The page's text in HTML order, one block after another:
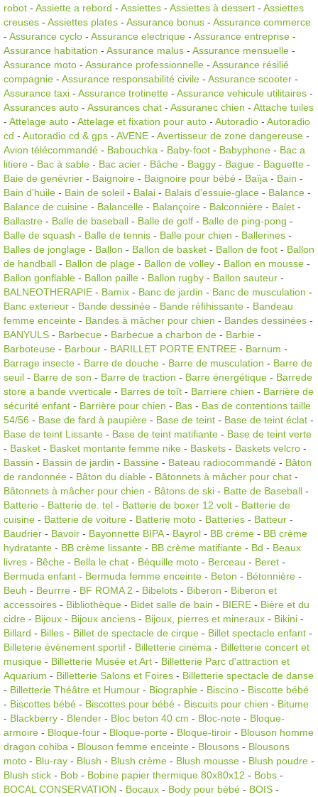
robot - Assiette a rebord - Assiettes - Assiettes à dessert - Assiettes
creuses - Assiettes plates - Assurance bonus - Assurance commerce
- Assurance cyclo - Assurance electrique - Assurance entreprise -
Assurance habitation - Assurance malus - Assurance mensuelle -
Assurance moto - Assurance professionnelle - Assurance résilié
compagnie - Assurance responsabilité civile - Assurance scooter -
Assurance taxi - Assurance trotinette - Assurance vehicule utilitaires -
Assurances auto - Assurances chat - Assuranec chien - Attache tuiles
- Attelage auto - Attelage et fixation pour auto - Autoradio - Autoradio
cd - Autoradio cd & gps - AVENE - Avertisseur de zone dangereuse -
Avion télécommandé - Babouchka - Baby-foot - Babyphone - Bac a
litiere - Bac à sable - Bac acier - Bâche - Baggy - Bague - Baguette -
Baie de genévrier - Baignoire - Baignoire pour bébé - Baïja - Bain -
Bain d'huile - Bain de soleil - Balai - Balais d'essuie-glace - Balance -
Balance de cuisine - Balancelle - Balançoire - Balconnière - Balet -
Ballastre - Balle de baseball - Balle de golf - Balle de ping-pong -
Balle de squash - Balle de tennis - Balle pour chien - Ballerines -
Balles de jonglage - Ballon - Ballon de basket - Ballon de foot - Ballon
de handball - Ballon de plage - Ballon de volley - Ballon en mousse -
Ballon gonflable - Ballon paille - Ballon rugby - Ballon sauteur -
BALNEOTHERAPIE - Bamix - Banc de jardin - Banc de musculation -
Banc exterieur - Bande dessinée - Bande réfihissante - Bandeau
femme enceinte - Bandes à mâcher pour chien - Bandes dessinées -
BANYULS - Barbecue - Barbecue a charbon de - Barbie -
Barboteuse - Barbour - BARILLET PORTE ENTREE - Barnum -
Barrage insecte - Barre de douche - Barre de musculation - Barre de
seuil - Barre de son - Barre de traction - Barre énergétique - Barrede
store a bande vverticale - Barres de toît - Barriere chien - Barrière de
sécurité enfant - Barrière pour chien - Bas - Bas de contentions taille
54/56 - Base de fard à paupière - Base de teint - Base de teint éclat -
Base de teint Lissante - Base de teint matifiante - Base de teint verte
- Basket - Basket montante femme nike - Baskets - Baskets velcro -
Bassin - Bassin de jardin - Bassine - Bateau radiocommandé - Bâton
de randonnée - Bâton du diable - Bâtonnets à mâcher pour chat -
Bâtonnets à mâcher pour chien - Bâtons de ski - Batte de Baseball -
Batterie - Batterie de. tel - Batterie de boxer 12 volt - Batterie de
cuisine - Batterie de voiture - Batterie moto - Batteries - Batteur -
Baudrier - Bavoir - Bayonnette BIPA- Bayrol - BB crème - BB crème
hydratante - BB crème lissante - BB crème matifiante - Bd - Beaux
livres - Bêche - Bella le chat - Béquille moto - Berceau - Beret -
Bermuda enfant - Bermuda femme enceinte - Beton - Bétonnière -
Beuh - Beurrre - BF ROMA 2 - Bibelots - Biberon - Biberon et
accessoires - Bibliothèque - Bidet salle de bain - BIERE - Bière et du
cidre - Bijoux - Bijoux anciens - Bijoux, pierres et mineraux - Bikini -
Billard - Billes - Billet de spectacle de cirque - Billet spectacle enfant -
Billeterie évènement sportif - Billetterie cinéma - Billetterie concert et
musique - Billetterie Musée et Art - Billetterie Parc d'attraction et
Aquarium - Billetterie Salons et Foires - Billetterie spectacle de danse
- Billetterie Théâtre et Humour - Biographie - Biscino - Biscotte bébé
- Biscottes bébé - Biscottes pour bébé - Biscuits pour chien - Bitume
- Blackberry - Blender - Bloc beton 40 cm - Bloc-note - Bloque-
armoire - Bloque-four - Bloque-porte - Bloque-tiroir - Blouson homme
dragon cohiba - Blouson femme enceinte - Blousons - Blousons
moto - Blu-ray - Blush - Blush crème - Blush mousse - Blush poudre -
Blush stick - Bob - Bobine papier thermique 80x80x12 - Bobs -
BOCAL CONSERVATION - Bocaux - Body pour bébé - BOIS -